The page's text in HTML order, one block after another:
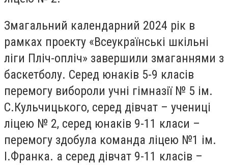
Змагальний календарний 2024 рік в
рамках проекту «Всеукраїнські шкільні
ліги Пліч-опліч» завершили змаганнями з
баскетболу. Серед юнаків 5-9 класів
перемогу вибороли учні гімназії № 5 ім.
С.Кульчицького, серед дівчат – учениці
ліцею № 2, серед юнаків 9-11 класи –
перемогу здобула команда ліцею №1 ім.
І.Франка. а серед дівчат 9-11 класів –